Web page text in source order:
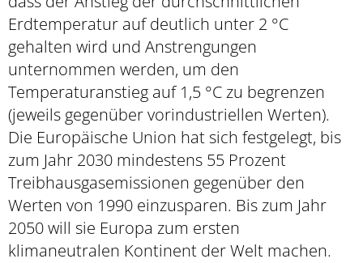
Erdtemperatur auf deutlich unter 2 °C
gehalten wird und Anstrengungen
unternommen werden, um den
Temperaturanstieg auf 1,5 °C zu begrenzen
(jeweils gegenüber vorindustriellen Werten).
Die Europäische Union hat sich festgelegt, bis
zum Jahr 2030 mindestens 55 Prozent
Treibhausgasemissionen gegenüber den
Werten von 1990 einzusparen. Bis zum Jahr
2050 will sie Europa zum ersten
klimaneutralen Kontinent der Welt machen.